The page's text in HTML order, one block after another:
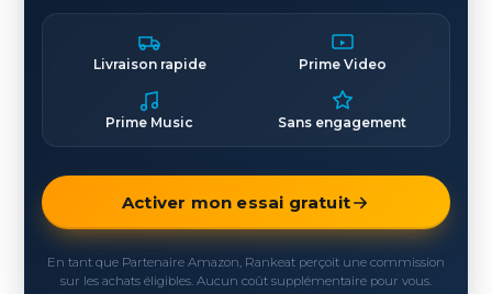
Livraison rapide Prime Video
Prime Music Sans engagement
Activer mon essai gratuit
En tant que Partenaire Amazon, Rankeat perçoit une commission
sur les achats éligibles. Aucun coût supplémentaire pour vous.